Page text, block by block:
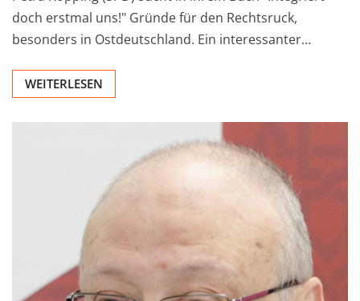
doch erstmal uns!" Gründe für den Rechtsruck,
besonders in Ostdeutschland. Ein interessanter…
WEITERLESEN